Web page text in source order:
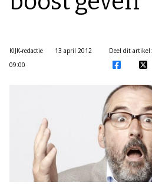
KIJK-redactie
13 april 2012
09:00
Deel dit artikel: